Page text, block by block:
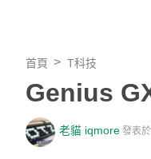
首頁 T科技
Genius
老貓 iqmore 發表